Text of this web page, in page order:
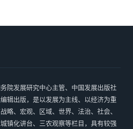
务院发展研究中心主管、中国发展出版社
辑出版，是以发展为主线、以经济为重
略、宏观、区域、世界、法治、社会、
镇化讲台、三农观察等栏目，具有较强